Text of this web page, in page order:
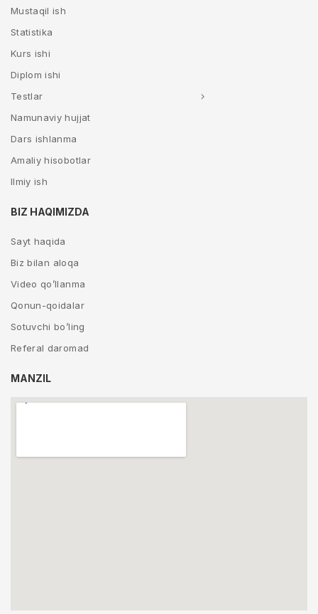
Mustaqil ish
Statistika
Kurs ishi
Diplom ishi
Testlar
Namunaviy hujjat
Dars ishlanma
Amaliy hisobotlar
Ilmiy ish
BIZ HAQIMIZDA
Sayt haqida
Biz bilan aloqa
Video qo’llanma
Qonun-qoidalar
Sotuvchi bo’ling
Referal daromad
MANZIL